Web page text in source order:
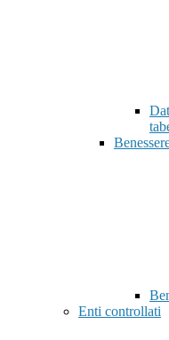
Enti controllati